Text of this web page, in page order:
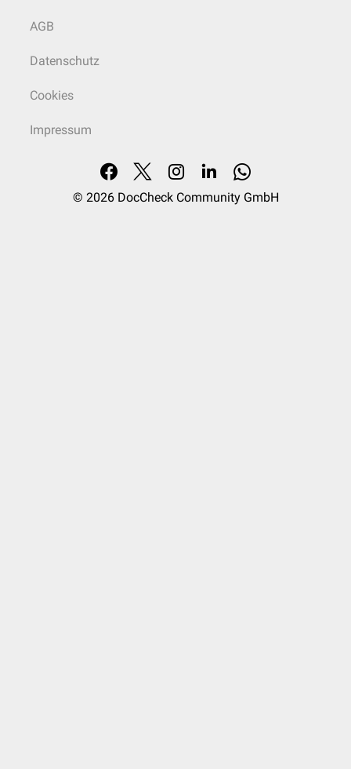
AGB
Datenschutz
Cookies
Impressum
© 2026 DocCheck Community GmbH